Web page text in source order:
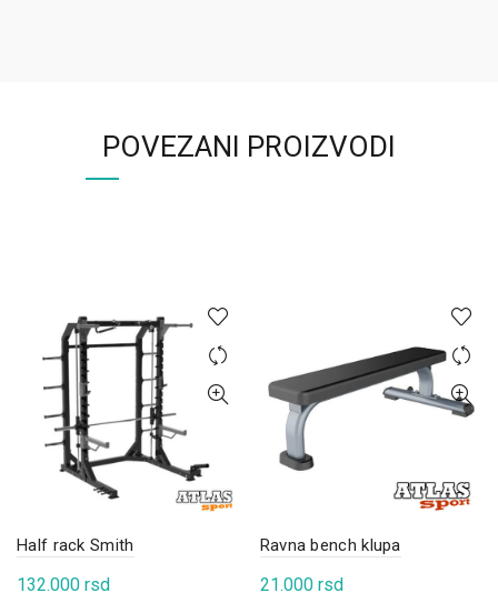
POVEZANI PROIZVODI
Half rack Smith
132.000 rsd
Ravna bench klupa
21.000 rsd